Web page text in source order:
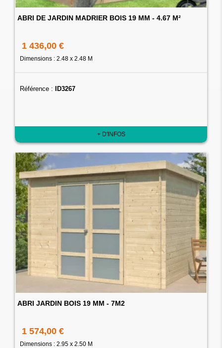
ABRI DE JARDIN MADRIER BOIS 19 MM - 4.67 M²
1 436,00 €
Dimensions : 2.48 x 2.48 M
Référence : ID3267
+ D'INFOS
ABRI JARDIN BOIS 19 MM - 7M2
1 574,00 €
Dimensions : 2.95 x 2.50 M